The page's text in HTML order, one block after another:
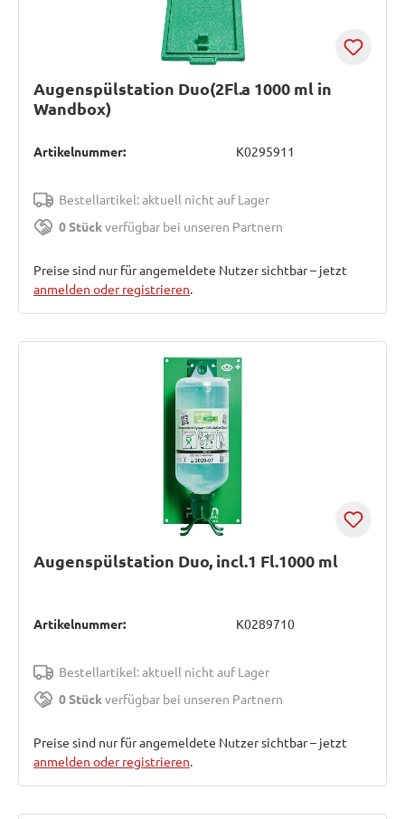
Augenspülstation Duo(2Fl.a 1000 ml in
Wandbox)
Artikelnummer: K0295911
Bestellartikel: aktuell nicht auf Lager
0 Stückverfügbar bei unseren Partnern
Preise sind nur für angemeldete Nutzer sichtbar – jetzt
anmelden oder registrieren.
Augenspülstation Duo, incl.1 Fl.1000 ml
Artikelnummer: K0289710
Bestellartikel: aktuell nicht auf Lager
0 Stückverfügbar bei unseren Partnern
Preise sind nur für angemeldete Nutzer sichtbar – jetzt
anmelden oder registrieren.